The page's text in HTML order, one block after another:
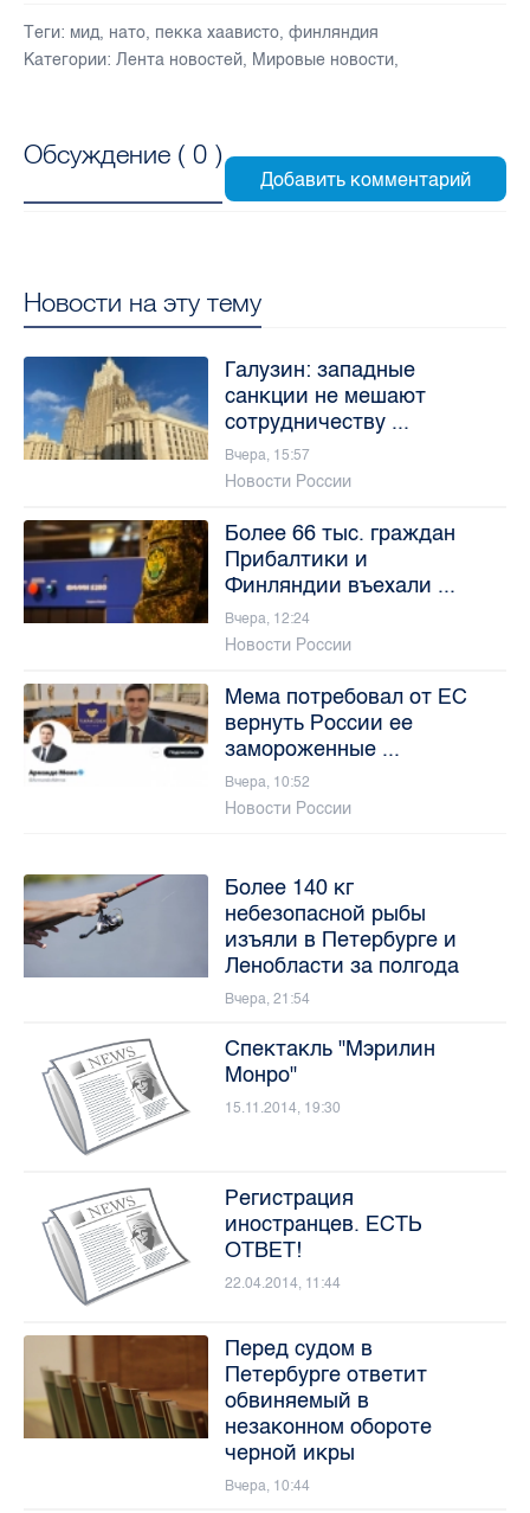
Теги: мид, нато, пекка хаависто, финляндия
Категории: Лента новостей, Мировые новости,
Обсуждение ( 0 )
Новости на эту тему
Галузин: западные
санкции не мешают
сотрудничеству ...
Вчера, 15:57
Новости России
Более 66 тыс. граждан
Прибалтики и
Финляндии въехали ...
Вчера, 12:24
Новости России
Мема потребовал от ЕС
вернуть России ее
замороженные ...
Вчера, 10:52
Новости России
Более 140 кг
небезопасной рыбы
изъяли в Петербурге и
Ленобласти за полгода
Вчера, 21:54
Спектакль "Мэрилин
Монро"
15.11.2014, 19:30
Регистрация
иностранцев. ЕСТЬ
ОТВЕТ!
22.04.2014, 11:44
Перед судом в
Петербурге ответит
обвиняемый в
незаконном обороте
черной икры
Вчера, 10:44